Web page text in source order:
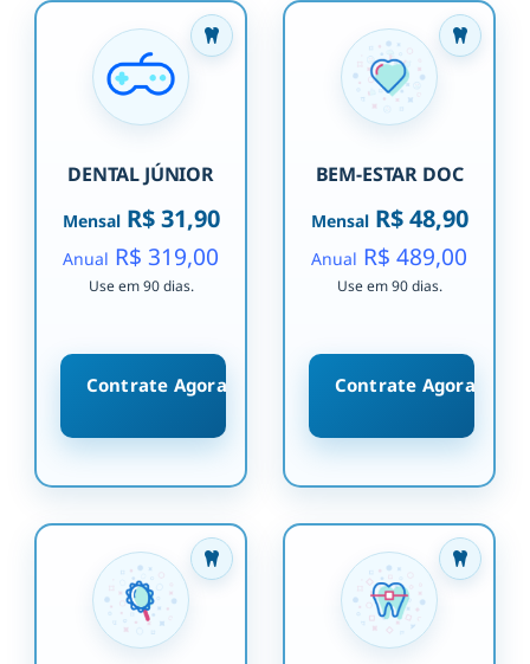
DENTAL JÚNIOR
MensalR$ 31,90
Anual R$ 319,00
Use em 90 dias.
Contrate Agora
BEM-ESTAR DOC
MensalR$ 48,90
Anual R$ 489,00
Use em 90 dias.
Contrate Agora